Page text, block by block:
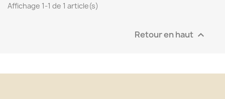
Affichage 1-1 de 1 article(s)
Retour en haut 